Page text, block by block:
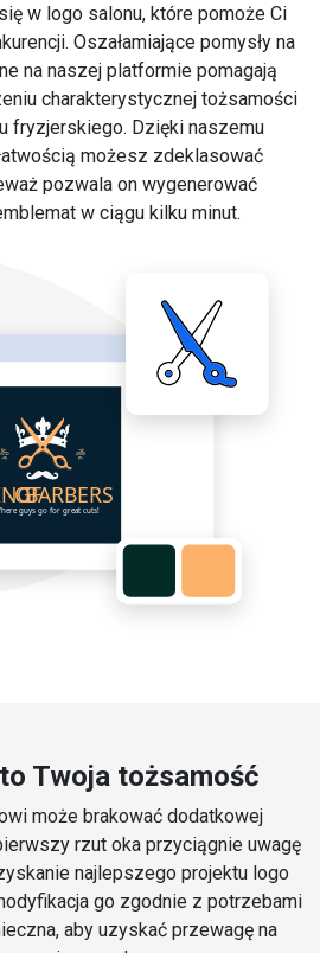
w logo salonu, które pomoże Ci
Oszałamiające pomysły na
na naszej platformie pomagają
charakterystycznej tożsamości
fryzjerskiego. Dzięki naszemu
możesz zdeklasować
pozwala on wygenerować
w ciągu kilku minut.
Twoja tożsamość
może brakować dodatkowej
rzut oka przyciągnie uwagę
najlepszego projektu logo
go zgodnie z potrzebami
aby uzyskać przewagę na